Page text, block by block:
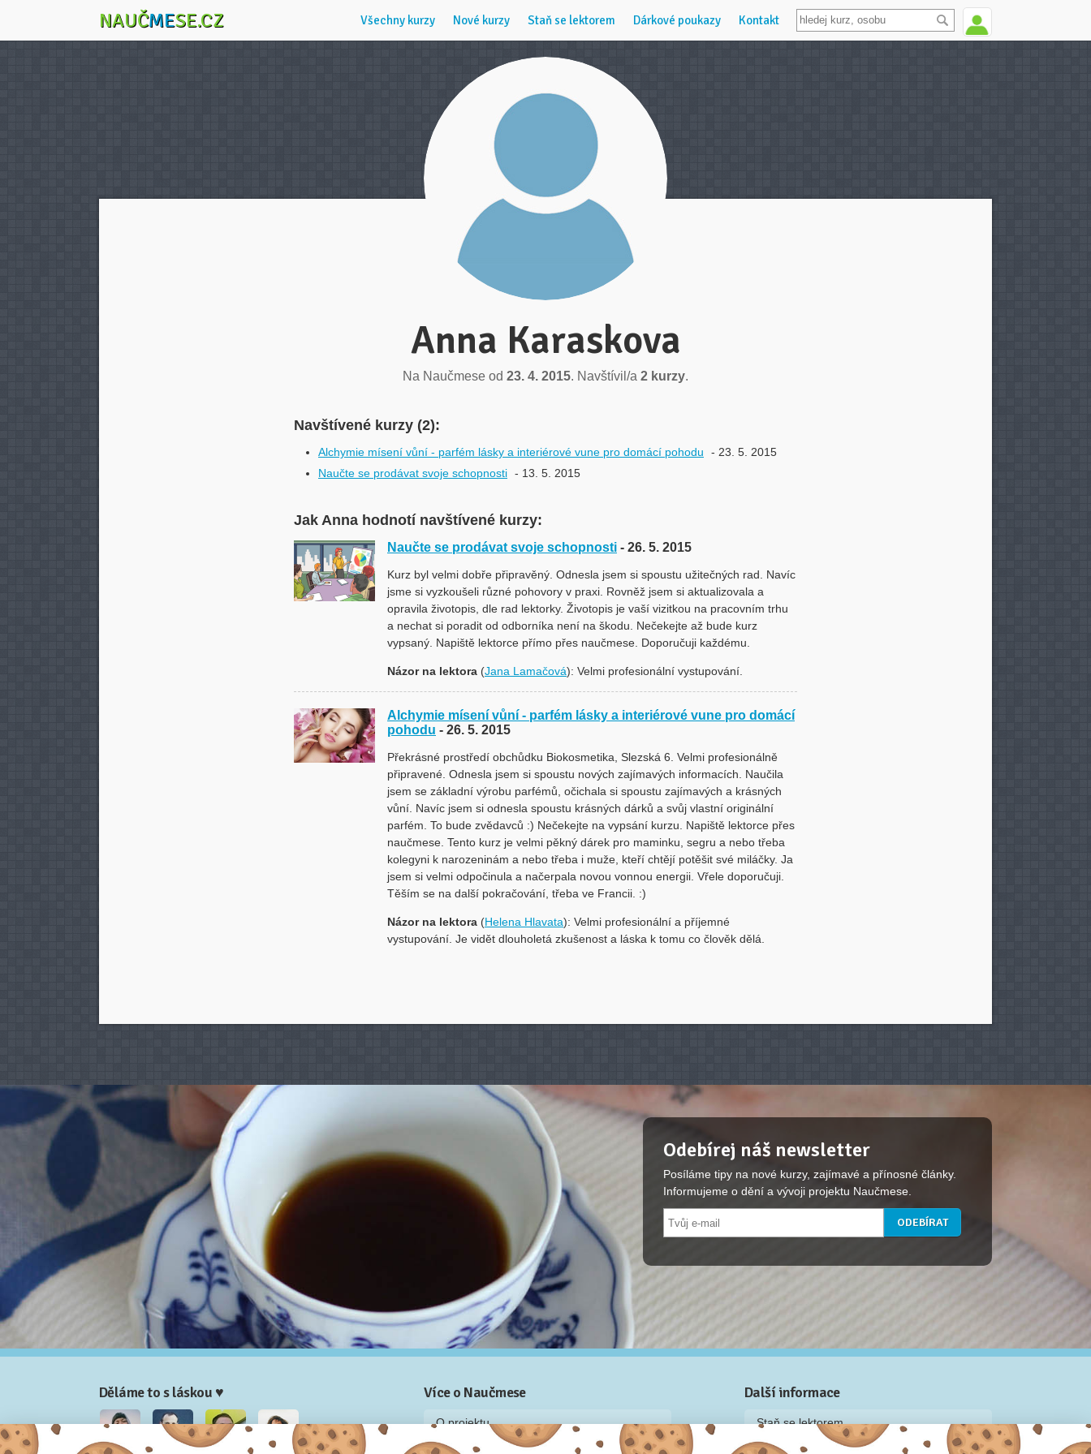
NAUČMESE.CZ Všechny kurzy Nové kurzy Staň se lektorem Dárkové poukazy Kontakt
Anna Karaskova
Na Naučmese od 23. 4. 2015. Navštívil/a 2 kurzy.
Navštívené kurzy (2):
Alchymie mísení vůní - parfém lásky a interiérové vune pro domácí pohodu
- 23. 5. 2015
Naučte se prodávat svoje schopnosti - 13. 5. 2015
Jak Anna hodnotí navštívené kurzy:
Naučte se prodávat svoje schopnosti - 26. 5. 2015
Kurz byl velmi dobře připravěný. Odnesla jsem si spoustu užitečných rad. Navíc
jsme si vyzkoušeli různé pohovory v praxi. Rovněž jsem si aktualizovala a
opravila životopis, dle rad lektorky. Životopis je vaší vizitkou na pracovním trhu
a nechat si poradit od odborníka není na škodu. Nečekejte až bude kurz
vypsaný. Napiště lektorce přímo přes naučmese. Doporučuji každému.
Názor na lektora (Jana Lamačová): Velmi profesionální vystupování.
Alchymie mísení vůní - parfém lásky a interiérové vune pro domácí
pohodu - 26. 5. 2015
Překrásné prostředí obchůdku Biokosmetika, Slezská 6. Velmi profesionálně
připravené. Odnesla jsem si spoustu nových zajímavých informacích. Naučila
jsem se základní výrobu parfémů, očichala si spoustu zajímavých a krásných
vůní. Navíc jsem si odnesla spoustu krásných dárků a svůj vlastní originální
parfém. To bude zvědavců :) Nečekejte na vypsání kurzu. Napiště lektorce přes
naučmese. Tento kurz je velmi pěkný dárek pro maminku, segru a nebo třeba
kolegyni k narozeninám a nebo třeba i muže, kteří chtějí potěšit své miláčky. Ja
jsem si velmi odpočinula a načerpala novou vonnou energii. Vřele doporučuji.
Těším se na další pokračování, třeba ve Francii. :)
Názor na lektora (Helena Hlavata): Velmi profesionální a příjemné
vystupování. Je vidět dlouholetá zkušenost a láska k tomu co člověk dělá.
Odebírej náš newsletter
Posíláme tipy na nové kurzy, zajímavé a přínosné články.
Informujeme o dění a vývoji projektu Naučmese.
Děláme to s láskou ♥ Více o Naučmese
O projektu
Blog: recenze z kurzů, rozhovory a články
Další informace
Staň se lektorem
Video: Jak připravit kurz na Naučmese